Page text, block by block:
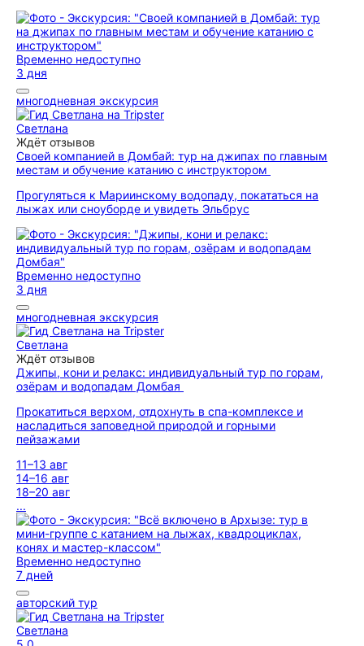
Временно недоступно
3 дня
многодневная экскурсия
Светлана
Ждёт отзывов
Своей компанией в Домбай: тур на джипах по главным
местам и обучение катанию с инструктором
Прогуляться к Мариинскому водопаду, покататься на
лыжах или сноуборде и увидеть Эльбрус
Временно недоступно
3 дня
многодневная экскурсия
Светлана
Ждёт отзывов
Джипы, кони и релакс: индивидуальный тур по горам,
озёрам и водопадам Домбая
Прокатиться верхом, отдохнуть в спа-комплексе и
насладиться заповедной природой и горными
пейзажами
11–13 авг
14–16 авг
18–20 авг
...
Временно недоступно
7 дней
авторский тур
Светлана